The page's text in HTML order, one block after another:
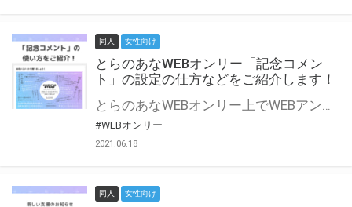
同人 女性向け
とらのあなWEBオンリー「記念コメン
ト」の設定の仕方などをご紹介します！
とらのあなWEBオンリー上でWEBアンソロジーが作成できる「記念コメント」について、その使い方や作成手順を解説します！ 支援タイプを「サークル参加型」「サークル参加型・マルシェ(イベント会場)機能付き」でお申し込みいただいている主催者様はぜひご活用ください♪ とらのあなWEBオンリーサイトはこちら
#WEBオンリー
2021.06.18
同人 女性向け